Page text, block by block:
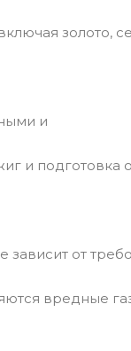
золото,
и
и подготовка
зависит от
вредные